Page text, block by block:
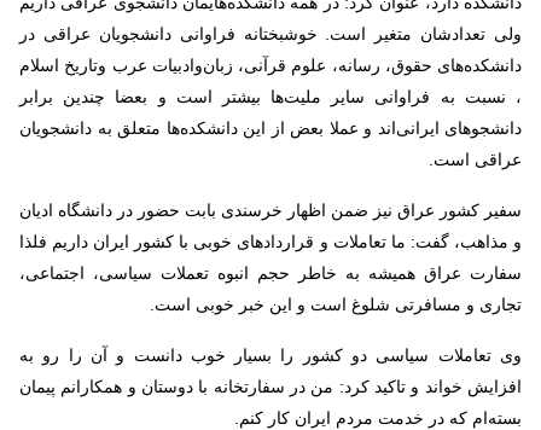
ولی تعدادشان متغیر است. خوشبختانه فراوانی دانشجویان عراقی در
دانشکده‌های حقوق، رسانه، علوم قرآنی، زبان‌وادبیات عرب وتاریخ اسلام
، نسبت به فراوانی سایر ملیت‌ها بیشتر است و بعضا چندین برابر
دانشجوهای ایرانی‌اند و عملا بعض از این دانشکده‌ها متعلق به دانشجویان
عراقی است.
سفیر کشور عراق نیز ضمن اظهار خرسندی بابت حضور در دانشگاه ادیان‌
و مذاهب، گفت: ما تعاملات و قراردادهای خوبی با کشور ایران داریم فلذا
سفارت عراق همیشه به خاطر حجم انبوه تعملات سیاسی، اجتماعی،
تجاری و مسافرتی شلوغ است و این خبر خوبی است.
وی تعاملات سیاسی دو کشور را بسیار خوب دانست و آن‌ را رو به
افزایش خواند و تاکید کرد: من در سفارتخانه با دوستان و همکارانم پیمان
بسته‌ام که در خدمت مردم ایران کار کنم.